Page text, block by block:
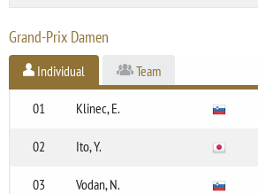
Grand-Prix Damen
Individual Team
01 Klinec, E.
02 Ito, Y.
03 Vodan, N.